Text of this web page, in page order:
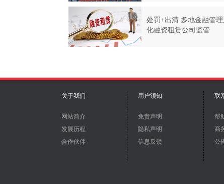
关于我们
网站简介
发展历程
合作伙伴
用户须知
免责声明
隐私声明
信息反馈
联
帮
商
公